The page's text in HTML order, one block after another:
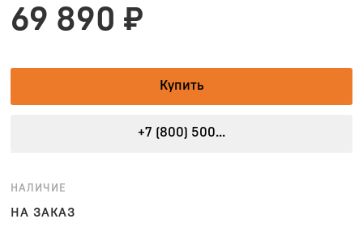
69 890 ₽
Купить
+7 (800) 500...
НАЛИЧИЕ
НА ЗАКАЗ